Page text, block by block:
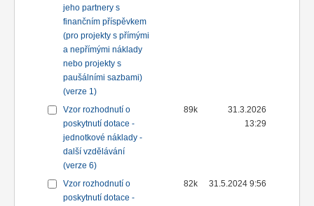
jeho partnery s
finančním příspěvkem
(pro projekty s přímými
a nepřímými náklady
nebo projekty s
paušálními sazbami)
(verze 1)
Vzor rozhodnutí o
poskytnutí dotace -
jednotkové náklady -
další vzdělávání
(verze 6)
89k
31.3.2026
13:29
Vzor rozhodnutí o
poskytnutí dotace -
82k 31.5.2024 9:56